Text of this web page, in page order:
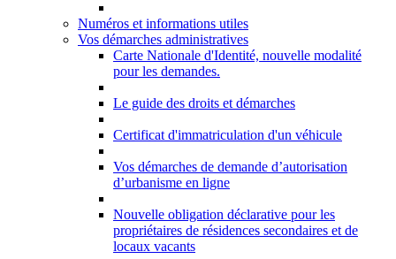
Numéros et informations utiles
Vos démarches administratives
Carte Nationale d'Identité, nouvelle modalité
pour les demandes.
Le guide des droits et démarches
Certificat d'immatriculation d'un véhicule
Vos démarches de demande d’autorisation
d’urbanisme en ligne
Nouvelle obligation déclarative pour les
propriétaires de résidences secondaires et de
locaux vacants